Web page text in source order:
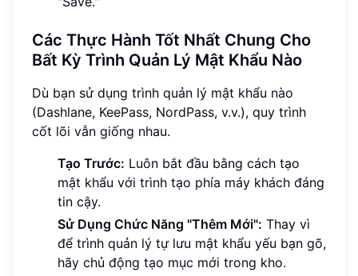
Các Thực Hành Tốt Nhất Chung Cho
Bất Kỳ Trình Quản Lý Mật Khẩu Nào
Dù bạn sử dụng trình quản lý mật khẩu nào
(Dashlane, KeePass, NordPass, v.v.), quy trình
cốt lõi vẫn giống nhau.
Tạo Trước: Luôn bắt đầu bằng cách tạo
mật khẩu với trình tạo phía máy khách đáng
tin cậy.
Sử Dụng Chức Năng "Thêm Mới": Thay vì
để trình quản lý tự lưu mật khẩu yếu bạn gõ,
hãy chủ động tạo mục mới trong kho.